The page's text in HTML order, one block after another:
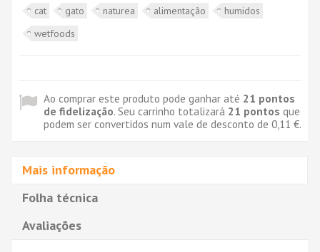
cat gato naturea alimentação
humidos
wetfoods
Ao comprar este produto pode ganhar até 21 pontos
de fidelização. Seu carrinho totalizará 21 pontos que
podem ser convertidos num vale de desconto de 0,11 €.
Mais informação
Folha técnica
Avaliações